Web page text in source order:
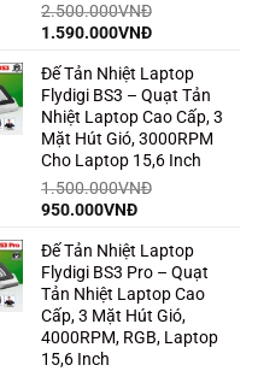
2.500.000VNĐ
Giá
là:
2.500.000VNĐ.
1.590.000VNĐGiá
tại
là:
1.590.000VNĐ.
Đế Tản Nhiệt Laptop
Flydigi BS3 – Quạt Tản
Nhiệt Laptop Cao Cấp, 3
Mặt Hút Gió, 3000RPM
Cho Laptop 15,6 Inch
1.500.000VNĐ
Giá
là:
1.500.000VNĐ.
950.000VNĐGiá
tại
là:
950.000VNĐ.
Đế Tản Nhiệt Laptop
Flydigi BS3 Pro – Quạt
Tản Nhiệt Laptop Cao
Cấp, 3 Mặt Hút Gió,
4000RPM, RGB, Laptop
15,6 Inch